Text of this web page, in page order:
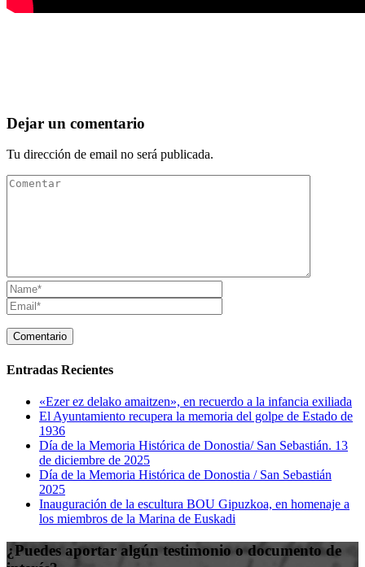
Dejar un comentario
Tu dirección de email no será publicada.
Entradas Recientes
«Ezer ez delako amaitzen», en recuerdo a la infancia exiliada
El Ayuntamiento recupera la memoria del golpe de Estado de
1936
Día de la Memoria Histórica de Donostia/ San Sebastián. 13
de diciembre de 2025
Día de la Memoria Histórica de Donostia / San Sebastián
2025
Inauguración de la escultura BOU Gipuzkoa, en homenaje a
los miembros de la Marina de Euskadi
¿Puedes aportar algún testimonio o documento de